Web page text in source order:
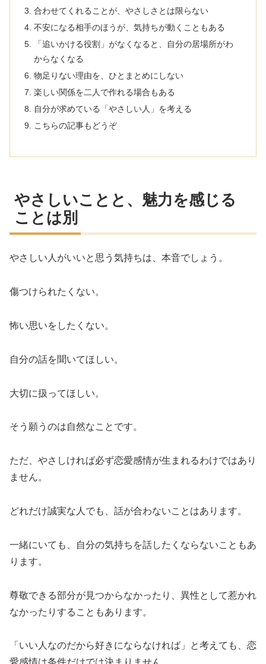
合わせてくれることが、やさしさとは限らない
不安になる相手のほうが、気持ちが動くこともある
「追いかける役割」がなくなると、自分の居場所がわ
からなくなる
物足りない理由を、ひとまとめにしない
楽しい関係を二人で作れる場合もある
自分が求めている「やさしい人」を考える
こちらの記事もどうぞ
やさしいことと、魅力を感じる
ことは別
やさしい人がいいと思う気持ちは、本音でしょう。
傷つけられたくない。
怖い思いをしたくない。
自分の話を聞いてほしい。
大切に扱ってほしい。
そう願うのは自然なことです。
ただ、やさしければ必ず恋愛感情が生まれるわけではあり
ません。
どれだけ誠実な人でも、話が合わないことはあります。
一緒にいても、自分の気持ちを話したくならないこともあ
ります。
尊敬できる部分が見つからなかったり、異性として惹かれ
なかったりすることもあります。
「いい人なのだから好きにならなければ」と考えても、恋